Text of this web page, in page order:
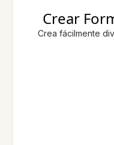
Crear
Crea fácilmente